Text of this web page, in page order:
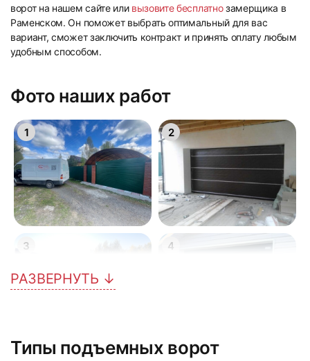
ворот на нашем сайте или вызовите бесплатнозамерщика в
Раменском. Он поможет выбрать оптимальный для вас
вариант, сможет заключить контракт и принять оплату любым
удобным способом.
Фото наших работ
1 2
3 4
РАЗВЕРНУТЬ ↓
Типы подъемных ворот